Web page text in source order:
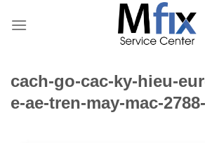
qua
cach-go-cac-ky-hieu-
e-ae-tren-may-mac-